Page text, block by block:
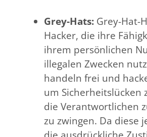
Grey-Hats: Grey-Hat-
Hacker, die ihre
ihrem persönlichen
illegalen Zwecken
handeln frei und
um Sicherheitslücken
die Verantwortlichen
zu zwingen. Da diese